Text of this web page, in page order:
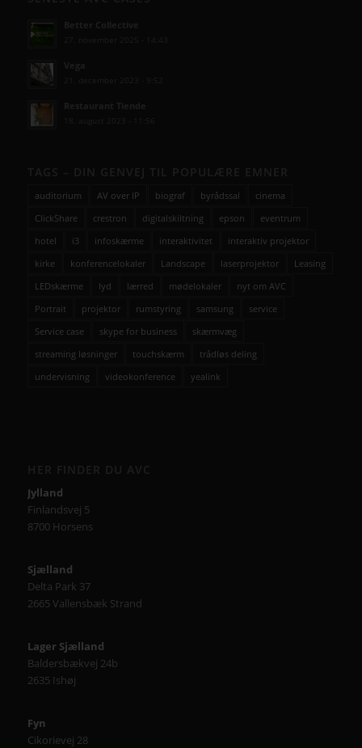
auditorium AV over IP biograf byrådssal
cinema
ClickShare
crestron digitalskiltning epson
eventrum
hotel
i3 infoskærme interaktivitet
interaktiv projektor
kirke
konferencelokaler Landscape laserprojektor
Leasing
LEDskærme
lyd lærred mødelokaler
nyt om AVC
Portrait
projektor rumstyring samsung
service
Service case
skype for business
skærmvæg
streaming løsninger
touchskærm
trådløs deling
undervisning
videokonference yealink
Jylland
Finlandsvej 5
8700 Horsens
Sjælland
Delta Park 37
2665 Vallensbæk Strand
Lager Sjælland
Baldersbækvej 24b
2635 Ishøj
Fyn
Cikorievej 28